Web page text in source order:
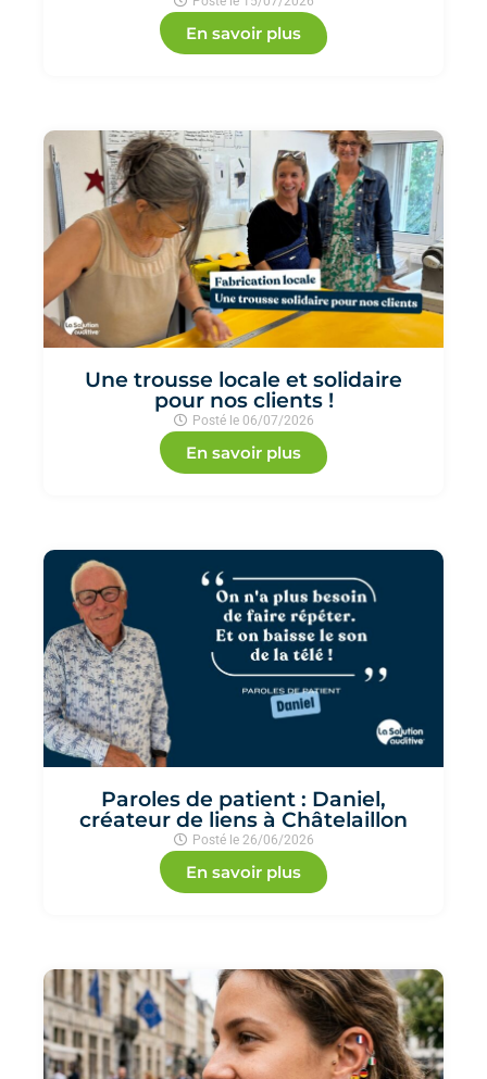
En savoir plus
Une trousse locale et solidaire
pour nos clients !
Posté le 06/07/2026
En savoir plus
Paroles de patient : Daniel,
créateur de liens à Châtelaillon
Posté le 26/06/2026
En savoir plus